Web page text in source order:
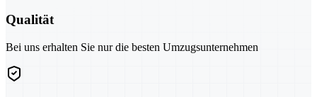
Qualität
Bei uns erhalten Sie nur die besten Umzugsunternehmen